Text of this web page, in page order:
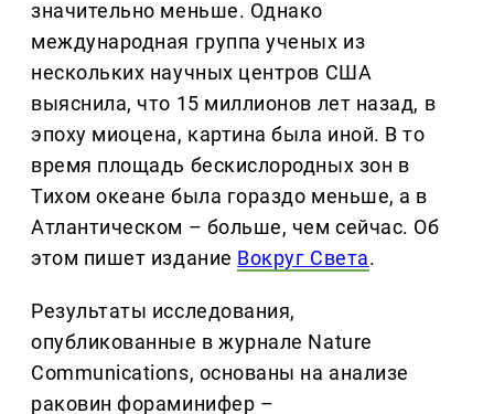
значительно меньше. Однако
международная группа ученых из
нескольких научных центров США
выяснила, что 15 миллионов лет назад, в
эпоху миоцена, картина была иной. В то
время площадь бескислородных зон в
Тихом океане была гораздо меньше, а в
Атлантическом – больше, чем сейчас. Об
этом пишет издание Вокруг Света.
Результаты исследования,
опубликованные в журнале Nature
Communications, основаны на анализе
раковин фораминифер –